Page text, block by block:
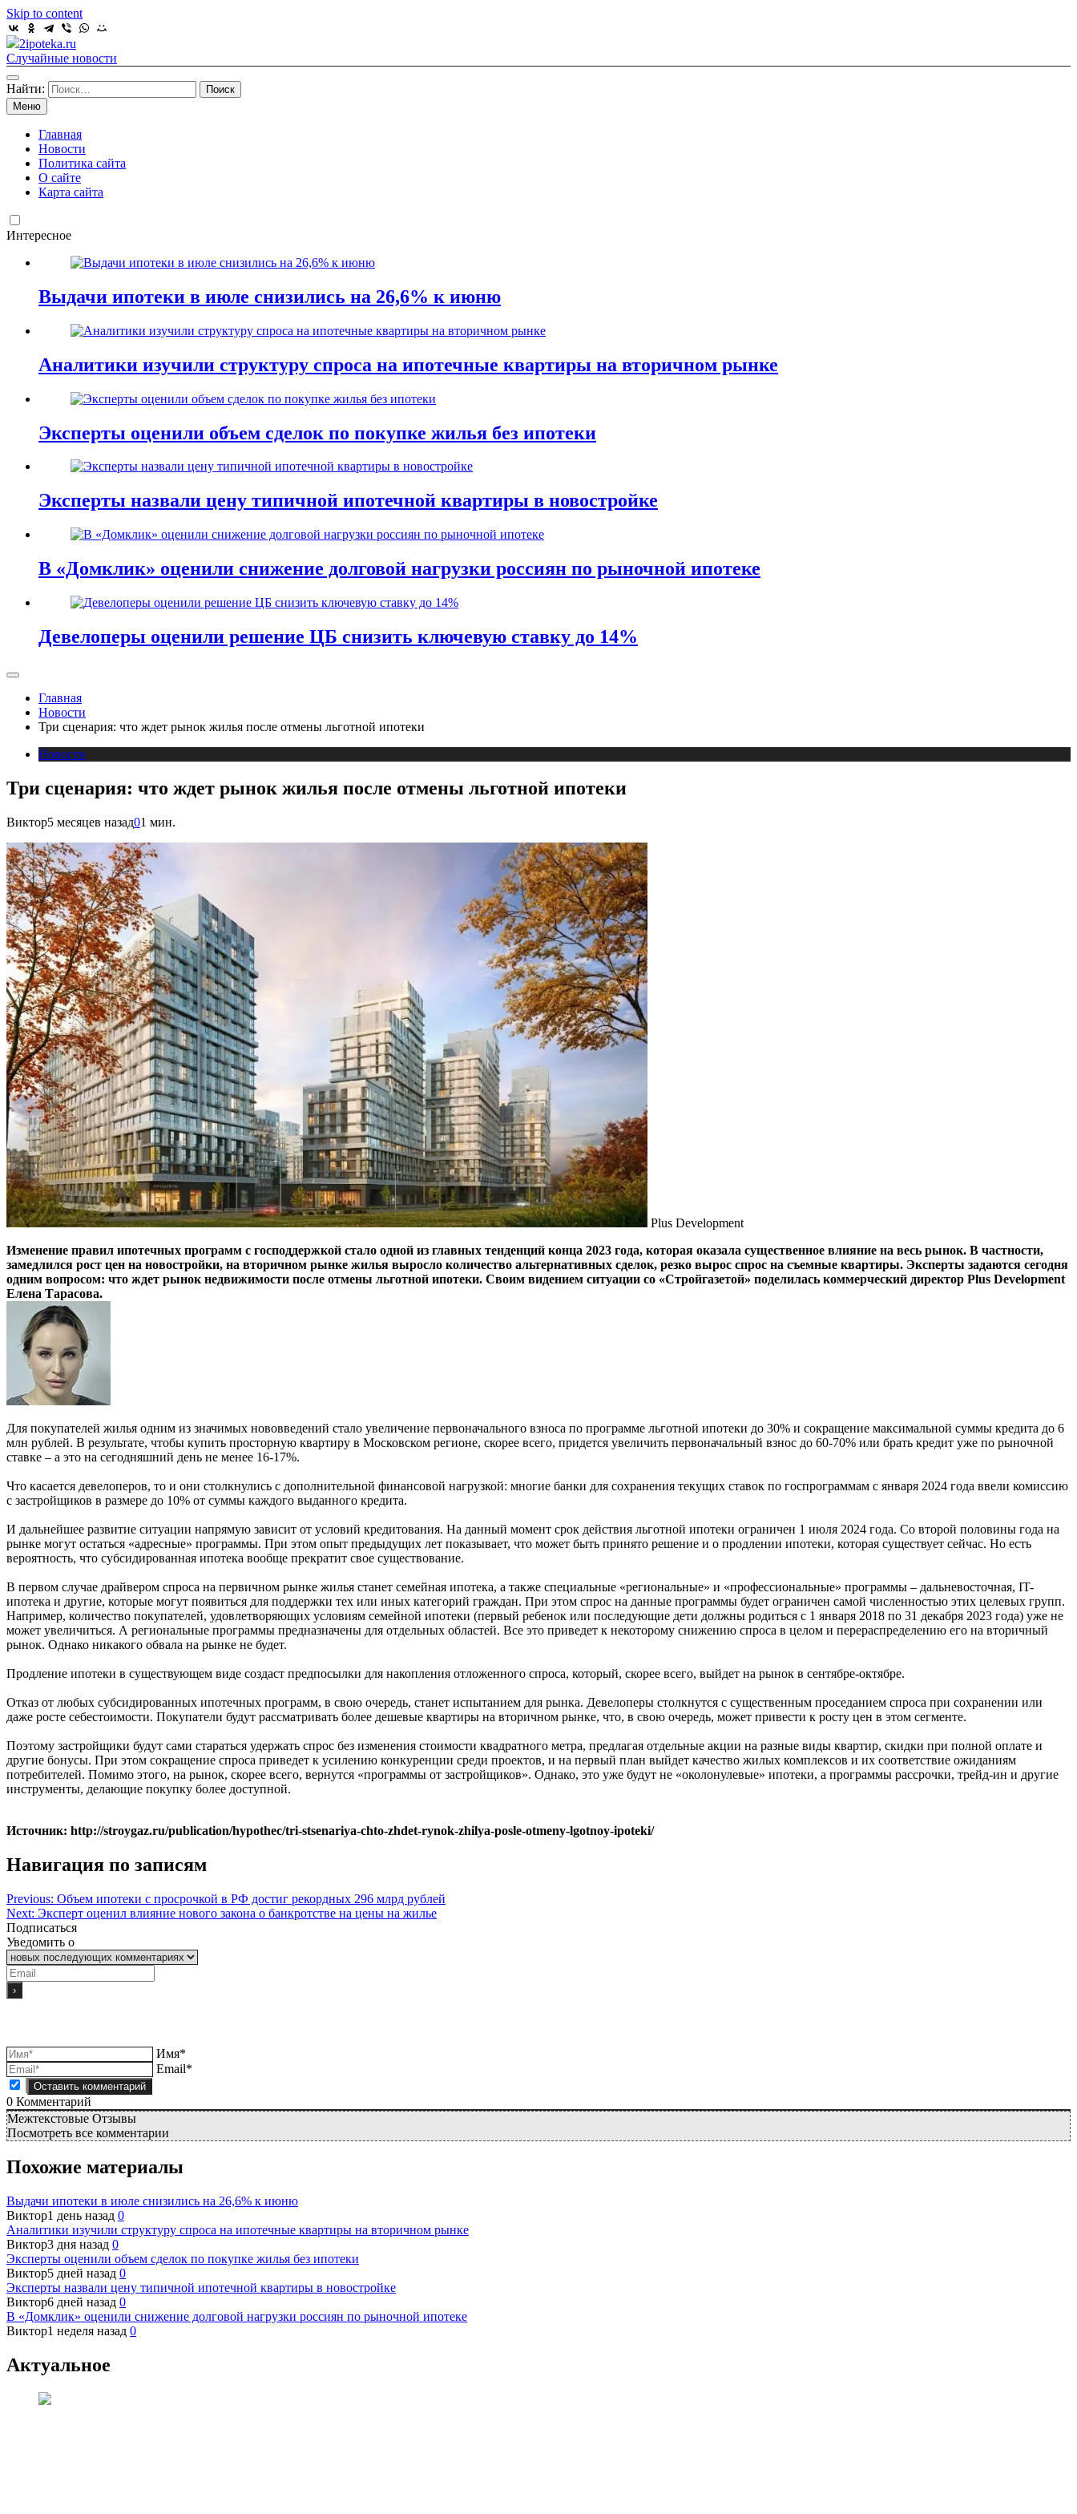
Skip to content
2ipoteka.ru
Случайные новости
Найти:
Меню
Главная
Новости
Политика сайта
О сайте
Карта сайта
Интересное
Выдачи ипотеки в июле снизились на 26,6% к июню
Аналитики изучили структуру спроса на ипотечные квартиры на вторичном рынке
Эксперты оценили объем сделок по покупке жилья без ипотеки
Эксперты назвали цену типичной ипотечной квартиры в новостройке
В «Домклик» оценили снижение долговой нагрузки россиян по рыночной ипотеке
Девелоперы оценили решение ЦБ снизить ключевую ставку до 14%
Главная
Новости
Три сценария: что ждет рынок жилья после отмены льготной ипотеки
Новости
Три сценария: что ждет рынок жилья после отмены льготной ипотеки
Виктор5 месяцев назад01 мин.
Plus Development
Изменение правил ипотечных программ с господдержкой стало одной из главных тенденций конца 2023 года, которая оказала существенное влияние на весь рынок. В частности,
замедлился рост цен на новостройки, на вторичном рынке жилья выросло количество альтернативных сделок, резко вырос спрос на съемные квартиры. Эксперты задаются сегодня
одним вопросом: что ждет рынок недвижимости после отмены льготной ипотеки. Своим видением ситуации со «Стройгазетой» поделилась коммерческий директор Plus Development
Елена Тарасова.
Для покупателей жилья одним из значимых нововведений стало увеличение первоначального взноса по программе льготной ипотеки до 30% и сокращение максимальной суммы кредита до 6
млн рублей. В результате, чтобы купить просторную квартиру в Московском регионе, скорее всего, придется увеличить первоначальный взнос до 60-70% или брать кредит уже по рыночной
ставке – а это на сегодняшний день не менее 16-17%.
Что касается девелоперов, то и они столкнулись с дополнительной финансовой нагрузкой: многие банки для сохранения текущих ставок по госпрограммам с января 2024 года ввели комиссию
с застройщиков в размере до 10% от суммы каждого выданного кредита.
И дальнейшее развитие ситуации напрямую зависит от условий кредитования. На данный момент срок действия льготной ипотеки ограничен 1 июля 2024 года. Со второй половины года на
рынке могут остаться «адресные» программы. При этом опыт предыдущих лет показывает, что может быть принято решение и о продлении ипотеки, которая существует сейчас. Но есть
вероятность, что субсидированная ипотека вообще прекратит свое существование.
В первом случае драйвером спроса на первичном рынке жилья станет семейная ипотека, а также специальные «региональные» и «профессиональные» программы – дальневосточная, IT-
ипотека и другие, которые могут появиться для поддержки тех или иных категорий граждан. При этом спрос на данные программы будет ограничен самой численностью этих целевых групп.
Например, количество покупателей, удовлетворяющих условиям семейной ипотеки (первый ребенок или последующие дети должны родиться с 1 января 2018 по 31 декабря 2023 года) уже не
может увеличиться. А региональные программы предназначены для отдельных областей. Все это приведет к некоторому снижению спроса в целом и перераспределению его на вторичный
рынок. Однако никакого обвала на рынке не будет.
Продление ипотеки в существующем виде создаст предпосылки для накопления отложенного спроса, который, скорее всего, выйдет на рынок в сентябре-октябре.
Отказ от любых субсидированных ипотечных программ, в свою очередь, станет испытанием для рынка. Девелоперы столкнутся с существенным проседанием спроса при сохранении или
даже росте себестоимости. Покупатели будут рассматривать более дешевые квартиры на вторичном рынке, что, в свою очередь, может привести к росту цен в этом сегменте.
Поэтому застройщики будут сами стараться удержать спрос без изменения стоимости квадратного метра, предлагая отдельные акции на разные виды квартир, скидки при полной оплате и
другие бонусы. При этом сокращение спроса приведет к усилению конкуренции среди проектов, и на первый план выйдет качество жилых комплексов и их соответствие ожиданиям
потребителей. Помимо этого, на рынок, скорее всего, вернутся «программы от застройщиков». Однако, это уже будут не «околонулевые» ипотеки, а программы рассрочки, трейд-ин и другие
инструменты, делающие покупку более доступной.
Источник: http://stroygaz.ru/publication/hypothec/tri-stsenariya-chto-zhdet-rynok-zhilya-posle-otmeny-lgotnoy-ipoteki/
Навигация по записям
Previous: Объем ипотеки с просрочкой в РФ достиг рекордных 296 млрд рублей
Next: Эксперт оценил влияние нового закона о банкротстве на цены на жилье
Подписаться
Уведомить о
Имя*
Email*
0 Комментарий
Межтекстовые Отзывы
Посмотреть все комментарии
Похожие материалы
Выдачи ипотеки в июле снизились на 26,6% к июню
Виктор1 день назад 0
Аналитики изучили структуру спроса на ипотечные квартиры на вторичном рынке
Виктор3 дня назад 0
Эксперты оценили объем сделок по покупке жилья без ипотеки
Виктор5 дней назад 0
Эксперты назвали цену типичной ипотечной квартиры в новостройке
Виктор6 дней назад 0
В «Домклик» оценили снижение долговой нагрузки россиян по рыночной ипотеке
Виктор1 неделя назад 0
Актуальное